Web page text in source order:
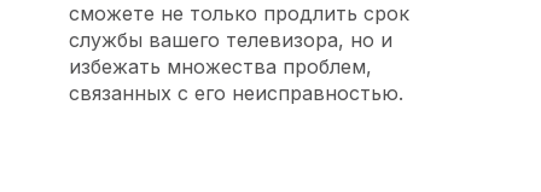
сможете не только продлить срок
службы вашего телевизора, но и
избежать множества проблем,
связанных с его неисправностью.